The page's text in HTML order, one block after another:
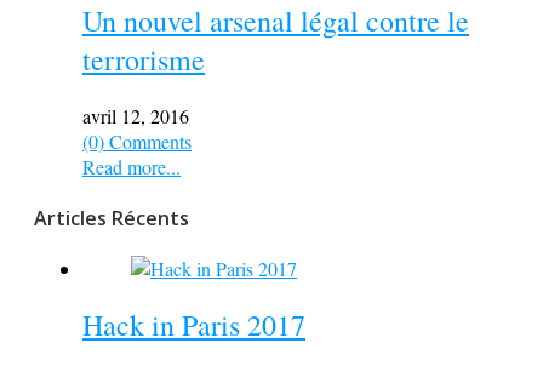
Un nouvel arsenal légal contre le
terrorisme
avril 12, 2016
(0) Comments
Read more...
Articles Récents
Hack in Paris 2017